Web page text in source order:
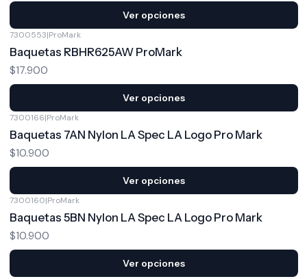
Ver opciones
7300553|ProMark
Baquetas RBHR625AW ProMark
$17.900
Ver opciones
7300166|ProMark
Baquetas 7AN Nylon LA Spec LA Logo Pro Mark
$10.900
Ver opciones
7300160|ProMark
Baquetas 5BN Nylon LA Spec LA Logo Pro Mark
$10.900
Ver opciones